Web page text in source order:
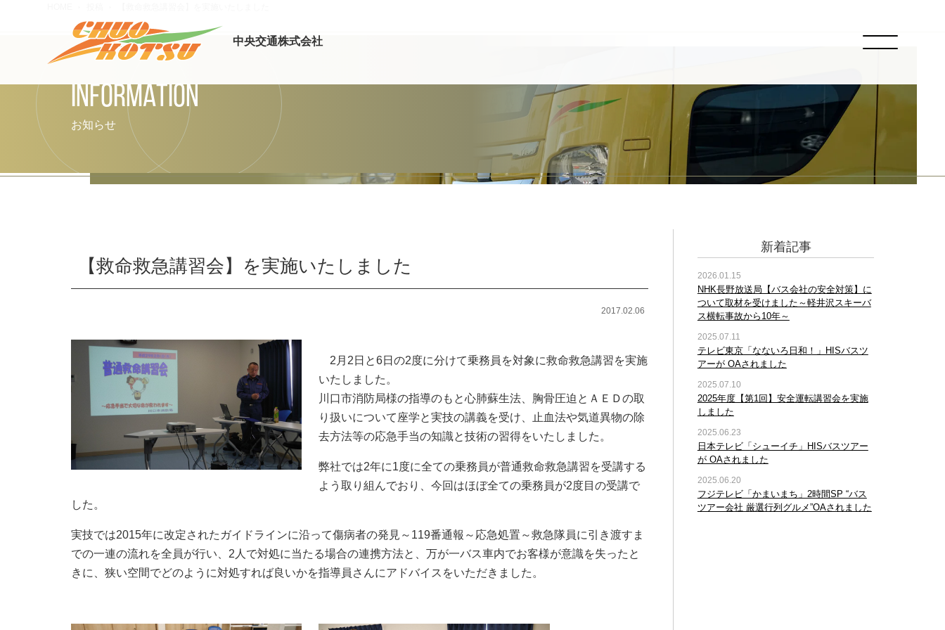
中央交通株式会社
お知らせ
INFORMATION
【救命救急講習会】を実施いたしました
2017.02.06
2月2日と6日の2度に分けて乗務員を対象に救命救急講習を実施
いたしました。
川口市消防局様の指導のもと心肺蘇生法、胸骨圧迫とＡＥＤの取
り扱いについて座学と実技の講義を受け、止血法や気道異物の除
去方法等の応急手当の知識と技術の習得をいたしました。
弊社では2年に1度に全ての乗務員が普通救命救急講習を受講する
よう取り組んでおり、今回はほぼ全ての乗務員が2度目の受講で
した。
実技では2015年に改定されたガイドラインに沿って傷病者の発見～119番通報～応急処置～救急隊員に引き渡すま
での一連の流れを全員が行い、2人で対処に当たる場合の連携方法と、万が一バス車内でお客様が意識を失ったと
きに、狭い空間でどのように対処すれば良いかを指導員さんにアドバイスをいただきました。
新着記事
2026.01.15
NHK長野放送局【バス会社の安全対策】に
ついて取材を受けました～軽井沢スキーバ
ス横転事故から10年～
2025.07.11
テレビ東京「なないろ日和！」HISバスツ
アーが OAされました
2025.07.10
2025年度【第1回】安全運転講習会を実施
しました
2025.06.23
日本テレビ「シューイチ」HISバスツアー
が OAされました
2025.06.20
フジテレビ「かまいまち」2時間SP “バス
ツアー会社 厳選行列グルメ”OAされました